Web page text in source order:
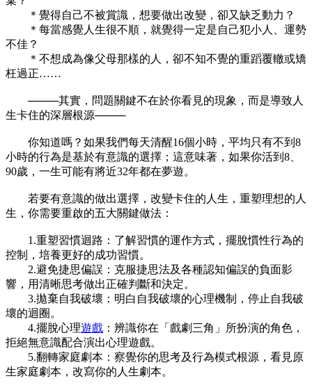
＊覺得自己不被賞識，想要做出改變，卻又缺乏動力？
＊每當感覺人生很不順，就覺得一定是自己犯小人、運勢
不佳？
＊不想成為像父母那樣的人，卻不知不覺的重蹈覆轍或矯
枉過正……
────其實，問題關鍵不在於你看見的現象，而是導致人
生卡住的深層根源────
你知道嗎？如果我們每天清醒16個小時，平均只有不到8
小時的行為是基於有意識的選擇；這意味著，如果你活到8、
90歲，一生可能有將近32年都在夢遊。
若要有意識的做出選擇，改變卡住的人生，重塑理想的人
生，你需要重啟的五大關鍵做法：
1.重塑習慣迴路：了解習慣的運作方式，擺脫慣性行為的
控制，培養更好的成功習慣。
2.避免捷思偏誤：克服捷思法及各種認知偏誤的負面影
響，用清晰思考做出正確判斷和決定。
3.拋棄自我破壞：明白自我破壞的心理機制，停止自我破
壞的迴圈。
4.擺脫心理遊戲 ：辨識你在「戲劇三角」所扮演的角色，
拒絕無意識配合演出心理遊戲。
5.翻轉家庭劇本：察覺你的思考及行為模式根源，看見原
生家庭劇本，改寫你的人生劇本。